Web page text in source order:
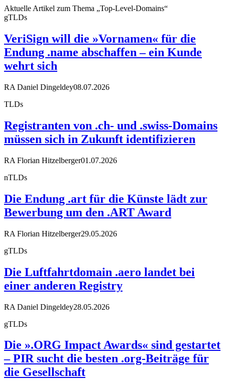
Aktuelle Artikel zum Thema „Top-Level-Domains“
gTLDs
VeriSign will die »Vornamen« für die
Endung .name abschaffen – ein Kunde
wehrt sich
RA Daniel Dingeldey08.07.2026
TLDs
Registranten von .ch- und .swiss-Domains
müssen sich in Zukunft identifizieren
RA Florian Hitzelberger01.07.2026
nTLDs
Die Endung .art für die Künste lädt zur
Bewerbung um den .ART Award
RA Florian Hitzelberger29.05.2026
gTLDs
Die Luftfahrtdomain .aero landet bei
einer anderen Registry
RA Daniel Dingeldey28.05.2026
gTLDs
Die ».ORG Impact Awards« sind gestartet
– PIR sucht die besten .org-Beiträge für
die Gesellschaft